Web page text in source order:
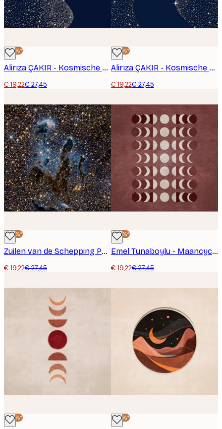
-30%*
Alirıza ÇAKIR - Kosmische Adelaarsrog Poster
€ 19,22€ 27,45
-30%*
Alirıza ÇAKIR - Kosmische Zeeschildpad Poster
€ 19,22€ 27,45
-30%*
Zuilen van de Schepping Poster
€ 19,22€ 27,45
-30%*
Emel Tunaboylu - Maancyclus Symfonie Poster
€ 19,22€ 27,45
-30%* -30%*